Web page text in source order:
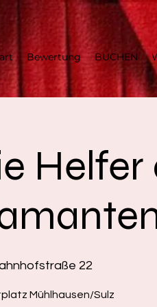
Bewertung BUCHEN
22
Mühlhausen/Sulz